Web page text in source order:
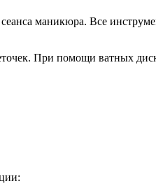
маникюра. Все
При помощи ватных